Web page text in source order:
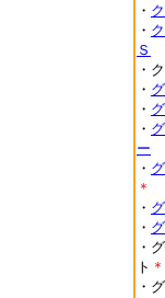
・
・
Ｓ
・
・
・
・
ー
・
＊
・
・
・
ト ＊
・